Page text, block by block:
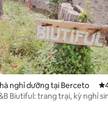
nghỉ dưỡng tại Berceto
Biutiful: trang trại, kỳ nghỉ